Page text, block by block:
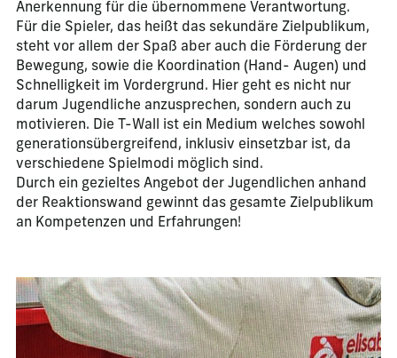
Anerkennung für die übernommene Verantwortung.
Für die Spieler, das heißt das sekundäre Zielpublikum,
steht vor allem der Spaß aber auch die Förderung der
Bewegung, sowie die Koordination (Hand- Augen) und
Schnelligkeit im Vordergrund. Hier geht es nicht nur
darum Jugendliche anzusprechen, sondern auch zu
motivieren. Die T-Wall ist ein Medium welches sowohl
generationsübergreifend, inklusiv einsetzbar ist, da
verschiedene Spielmodi möglich sind.
Durch ein gezieltes Angebot der Jugendlichen anhand
der Reaktionswand gewinnt das gesamte Zielpublikum
an Kompetenzen und Erfahrungen!
La modification de la diapositive actuelle de ce